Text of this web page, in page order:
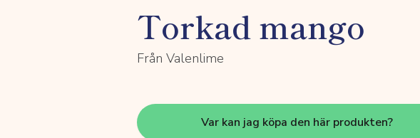
Torkad mango
Från Valenlime
Var kan jag köpa den här produkten?